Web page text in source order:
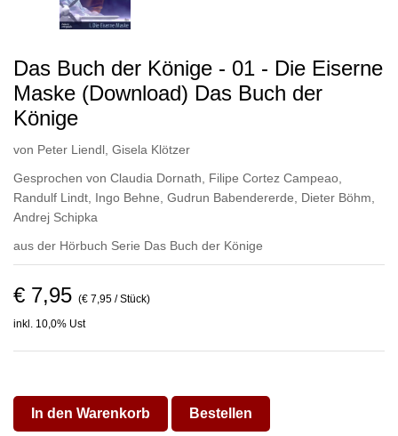
Das Buch der Könige - 01 - Die Eiserne
Maske (Download) Das Buch der
Könige
von Peter Liendl Gisela Klötzer
Gesprochen von Claudia Dornath Filipe Cortez Campeao
Randulf Lindt Ingo Behne Gudrun Babendererde Dieter Böhm
Andrej Schipka
aus der Hörbuch Serie Das Buch der Könige
€ 7,95 (€ 7,95 / Stück)
inkl. 10,0% Ust
In den Warenkorb Bestellen